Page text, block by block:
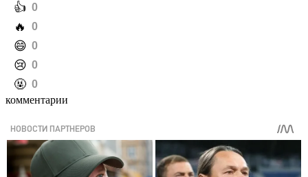
️👍 0
️🔥 0
️😄 0
️😢 0
️🤬 0
комментарии